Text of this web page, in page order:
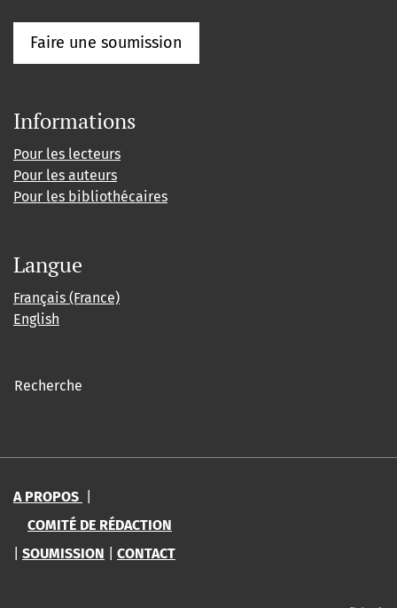
Faire une soumission
Informations
Pour les lecteurs
Pour les auteurs
Pour les bibliothécaires
Langue
Français (France)
English
Recherche
A PROPOS
COMITÉ DE RÉDACTION
SOUMISSION CONTACT